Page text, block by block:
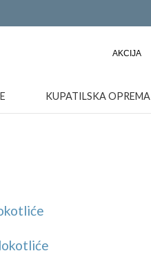
AKCIJA
KUPATILSKA OPREMA